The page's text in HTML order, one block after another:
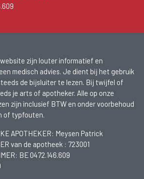
zijn louter informatief en
medisch advies. Je dient bij het gebruik
de bijsluiter te lezen. Bij twijfel of
je arts of apotheker. Alle op onze
zijn inclusief BTW en onder voorbehoud
of typfouten.
APOTHEKER: Meysen Patrick
van de apotheek : 723001
BE 0472.146.609